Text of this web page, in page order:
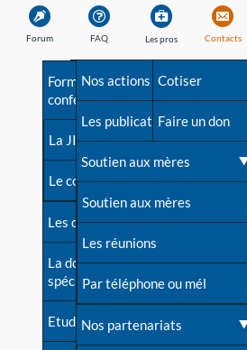
Forum FAQ
Avant la naissance
Les débuts
Une difficulté d'allaitement ?
Cas particuliers
Mythes et vérités
Devenir animatrice ?
Une question sur le site
Les pros
Formations et
conférences
La JIA
Le congrès
Les dossiers de l'allaitement
La documentation
spécialisée
Etudes récentes
Contacts
Besoin d'aide?
Répertoire de tous les
contacts
Contact presse
Dossier de presse
Soutenir LLL
Livre d'or
Forum
Nos actions
Les publications
Soutien aux mères
Soutien aux mères
Les réunions
Par téléphone ou mél
Nos partenariats
Cotiser
Faire un don